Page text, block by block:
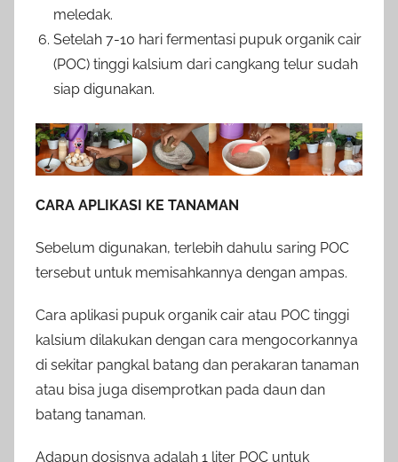
meledak.
Setelah 7-10 hari fermentasi pupuk organik cair
(POC) tinggi kalsium dari cangkang telur sudah
siap digunakan.
CARA APLIKASI KE TANAMAN
Sebelum digunakan, terlebih dahulu saring POC
tersebut untuk memisahkannya dengan ampas.
Cara aplikasi pupuk organik cair atau POC tinggi
kalsium dilakukan dengan cara mengocorkannya
di sekitar pangkal batang dan perakaran tanaman
atau bisa juga disemprotkan pada daun dan
batang tanaman.
Adapun dosisnya adalah 1 liter POC untuk